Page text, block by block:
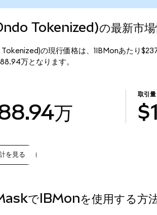
Tokenized)の最新市場
Tokenized)の現行価格は、1IBMonあたり
万となります。
万
取引量
を見る
でIBMonを使用する方